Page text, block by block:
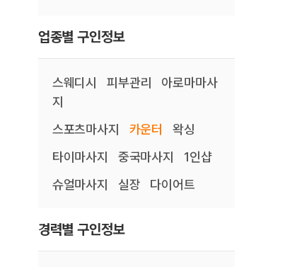
업종별 구인정보
스웨디시 피부관리
아로마마사
지
스포츠마사지
카운터
왁싱
타이마사지
중국마사지
1인샵
슈얼마사지
실장 다이어트
경력별 구인정보